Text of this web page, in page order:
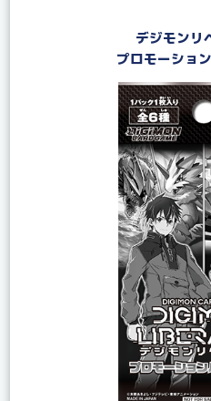
デジモンリ
プロモーショ